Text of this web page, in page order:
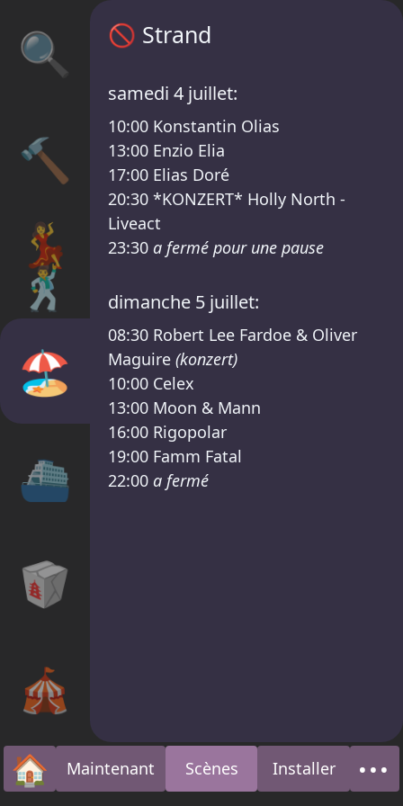
🔍
🔨
💃
🕺
🏖️
⛴
🥡
🎪
Programme Strand – Sisyphos Hot Duck
🚫 Strand
samedi 4 juillet:
10:00 Konstantin Olias
13:00 Enzio Elia
17:00 Elias Doré
20:30 *KONZERT* Holly North -
Liveact
23:30 a fermé pour une pause
dimanche 5 juillet:
08:30 Robert Lee Fardoe & Oliver
Maguire (konzert)
10:00 Celex
13:00 Moon & Mann
16:00 Rigopolar
19:00 Famm Fatal
22:00 a fermé
🏠AccueilMaintenant Scènes Installer •••
À